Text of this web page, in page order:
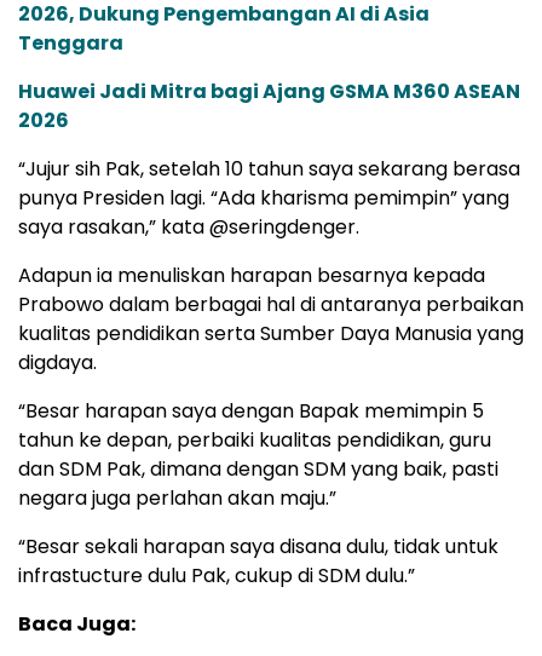
2026, Dukung Pengembangan AI di Asia
Tenggara
Huawei Jadi Mitra bagi Ajang GSMA M360 ASEAN
2026
“Jujur sih Pak, setelah 10 tahun saya sekarang berasa
punya Presiden lagi. “Ada kharisma pemimpin” yang
saya rasakan,” kata @seringdenger.
Adapun ia menuliskan harapan besarnya kepada
Prabowo dalam berbagai hal di antaranya perbaikan
kualitas pendidikan serta Sumber Daya Manusia yang
digdaya.
“Besar harapan saya dengan Bapak memimpin 5
tahun ke depan, perbaiki kualitas pendidikan, guru
dan SDM Pak, dimana dengan SDM yang baik, pasti
negara juga perlahan akan maju.”
“Besar sekali harapan saya disana dulu, tidak untuk
infrastucture dulu Pak, cukup di SDM dulu.”
Baca Juga: